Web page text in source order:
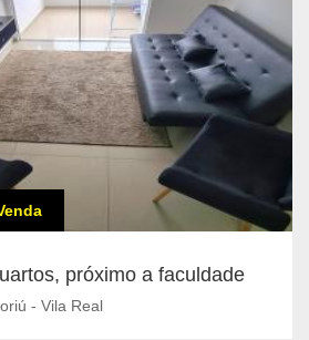
próximo a faculdade
- Vila Real